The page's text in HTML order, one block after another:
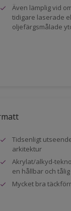
Även lämplig vid
tidigare laserade
oljefärgsmålade
Tidsenligt
arkitektur
Akrylat/alkyd-
en hållbar och
Mycket bra